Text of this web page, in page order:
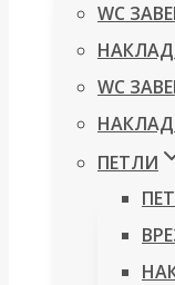
WC
WC
ПЕТЛИ